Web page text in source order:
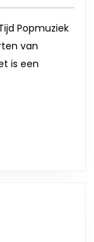
die
Popmuziek
van
is een